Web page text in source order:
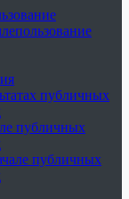
публичных
публичных
публичных